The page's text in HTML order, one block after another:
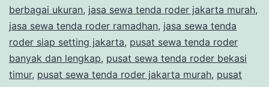
berbagai ukuran, jasa sewa tenda roder jakarta murah,
jasa sewa tenda roder ramadhan, jasa sewa tenda
roder siap setting jakarta, pusat sewa tenda roder
banyak dan lengkap, pusat sewa tenda roder bekasi
timur, pusat sewa tenda roder jakarta murah, pusat